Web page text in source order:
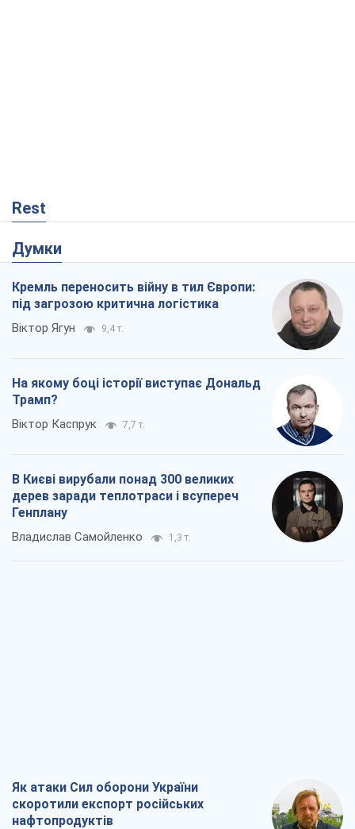
Rest
Думки
Кремль переносить війну в тил Європи:
під загрозою критична логістика
Віктор Ягун 9,4 т.
На якому боці історії виступає Дональд
Трамп?
Віктор Каспрук 7,7 т.
В Києві вирубали понад 300 великих
дерев заради теплотраси і всупереч
Генплану
Владислав Самойленко 1,3 т.
Як атаки Сил оборони України
скоротили експорт російських
нафтопродуктів